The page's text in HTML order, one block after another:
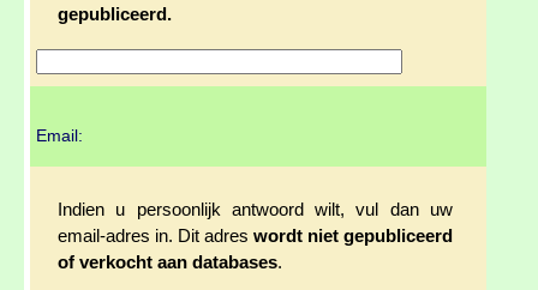
gepubliceerd.
Email:
Indien u persoonlijk antwoord wilt, vul dan uw
email-adres in. Dit adres wordt niet gepubliceerd
of verkocht aan databases.